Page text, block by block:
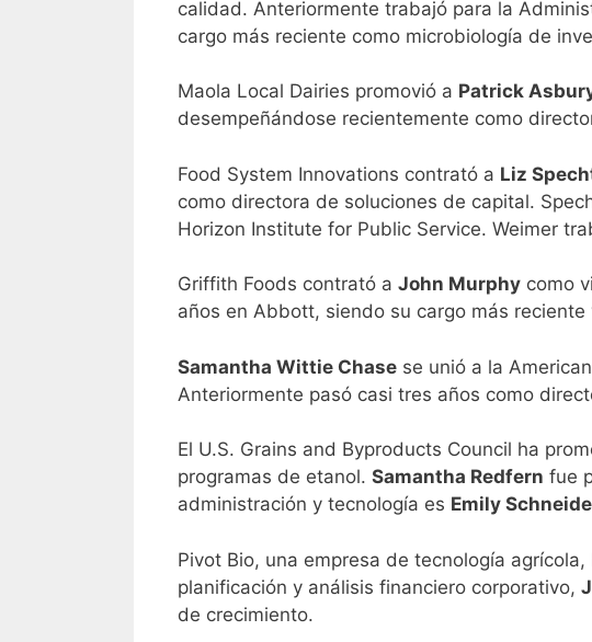
calidad. Anteriormente trabajó para la
cargo más reciente como microbiología de
Maola Local Dairies promovió a Patrick
desempeñándose recientemente como
Food System Innovations contrató a Liz
como directora de soluciones de capital.
Horizon Institute for Public Service. Weimer
Griffith Foods contrató a John Murphy como
años en Abbott, siendo su cargo más
Samantha Wittie Chase se unió a la
Anteriormente pasó casi tres años como
El U.S. Grains and Byproducts Council ha
programas de etanol. Samantha Redfern fue
administración y tecnología es Emily
Pivot Bio, una empresa de tecnología
planificación y análisis financiero corporativo,
de crecimiento.